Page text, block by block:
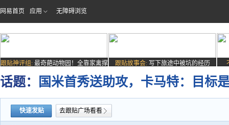
网易首页 应用 无障碍浏览
跟贴神评组: 最奇葩动物园！全靠家禽撑
场子
跟贴故事会: 写下旅途中被坑的经历
话题： 国米首秀送助攻，卡马特：目标
快速发贴 去跟贴广场看看